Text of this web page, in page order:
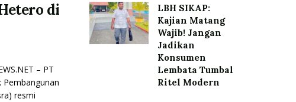
di
– PT
Pembangunan
resmi
LBH SIKAP:
Kajian Matang
Wajib! Jangan
Jadikan
Konsumen
Lembata Tumbal
Ritel Modern